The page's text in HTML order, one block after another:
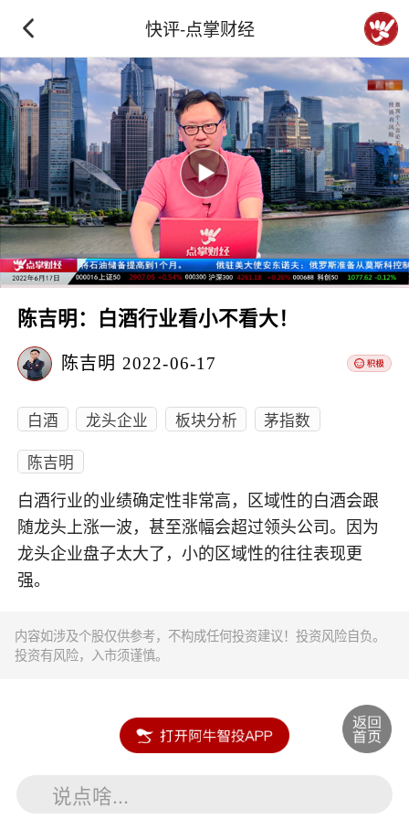
快评-点掌财经
陈吉明：白酒行业看小不看大！
陈吉明 2022-06-17
白酒 龙头企业 板块分析
茅指数
陈吉明
白酒行业的业绩确定性非常高，区域性的白酒会跟
随龙头上涨一波，甚至涨幅会超过领头公司。因为
龙头企业盘子太大了，小的区域性的往往表现更
强。
内容如涉及个股仅供参考，不构成任何投资建议！投资风险自负。
投资有风险，入市须谨慎。
说点啥...